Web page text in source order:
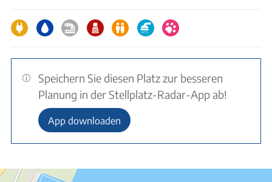
Speichern Sie diesen Platz zur besseren
Planung in der Stellplatz-Radar-App ab!
App downloaden